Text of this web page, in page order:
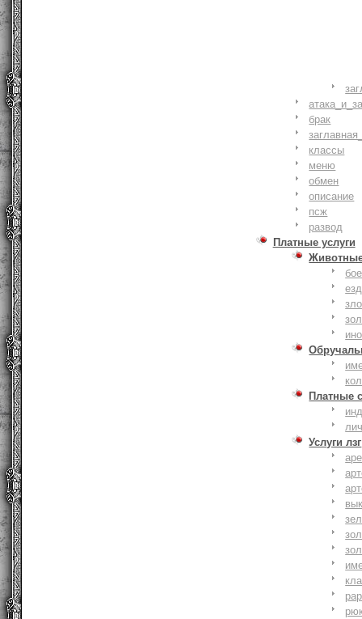
брак
классы
меню
обмен
описание
псж
развод
Платные услуги
Платные
Услуги лзг